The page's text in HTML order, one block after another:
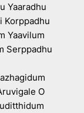
Yaaradhu
Korppadhu
Yaavilum
Serppadhu
O